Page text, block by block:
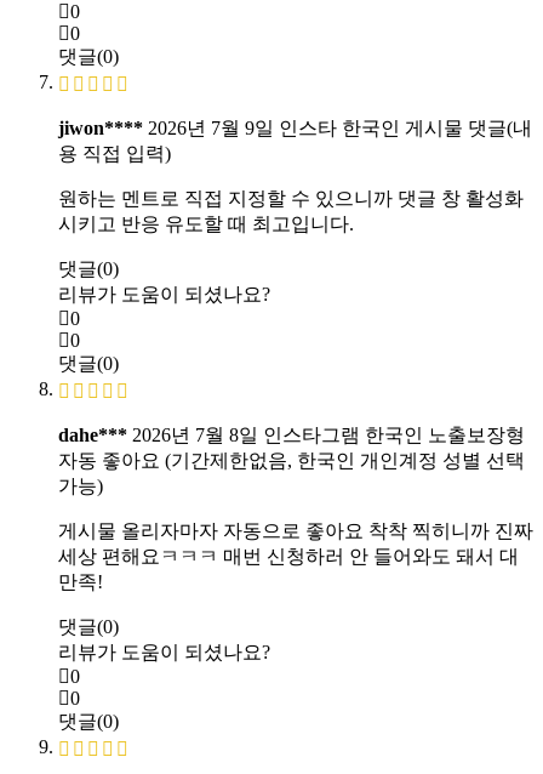
0
0
댓글(0)
jiwon**** 2026년 7월 9일 인스타 한국인 게시물 댓글(내
용 직접 입력)
원하는 멘트로 직접 지정할 수 있으니까 댓글 창 활성화
시키고 반응 유도할 때 최고입니다.
댓글(0)
리뷰가 도움이 되셨나요?
0
0
댓글(0)
dahe*** 2026년 7월 8일 인스타그램 한국인 노출보장형
자동 좋아요 (기간제한없음, 한국인 개인계정 성별 선택
가능)
게시물 올리자마자 자동으로 좋아요 착착 찍히니까 진짜
세상 편해요ㅋㅋㅋ 매번 신청하러 안 들어와도 돼서 대
만족!
댓글(0)
리뷰가 도움이 되셨나요?
0
0
댓글(0)